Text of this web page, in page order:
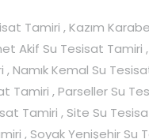
Tamiri , Kazım
Akif Su Tesisat Tamiri
Namık Kemal Su
Tamiri , Parseller Su
Tamiri , Site Su
, Soyak Yenişehir Su